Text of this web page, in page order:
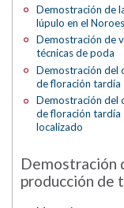
Demostración de
lúpulo en el
Demostración de
técnicas de poda
Demostración del
de floración
Demostración del
de floración tardía
localizado
Demostración
producción de